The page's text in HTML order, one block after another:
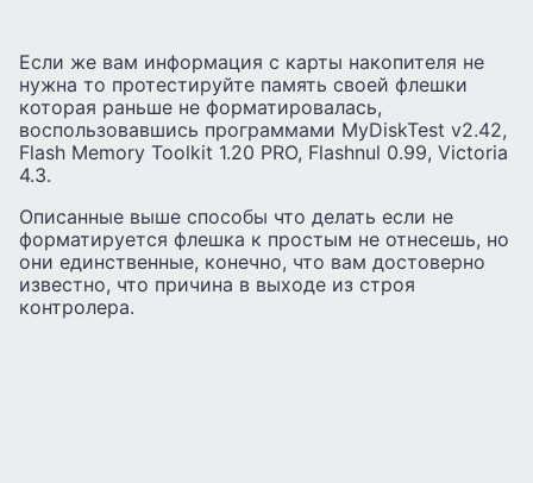
Если же вам информация с карты накопителя не
нужна то протестируйте память своей флешки
которая раньше не форматировалась,
воспользовавшись программами MyDiskTest v2.42,
Flash Memory Toolkit 1.20 PRO, Flashnul 0.99, Victoria
4.3.
Описанные выше способы что делать если не
форматируется флешка к простым не отнесешь, но
они единственные, конечно, что вам достоверно
известно, что причина в выходе из строя
контролера.